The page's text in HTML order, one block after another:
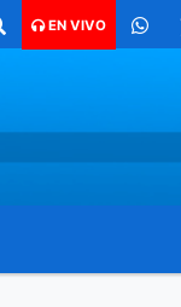
362 4879579
EN VIVO